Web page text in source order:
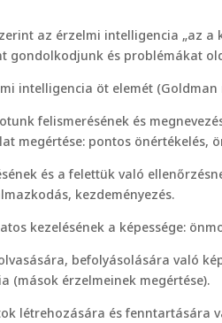
az érzelmi intelligencia „az
gondolkodjunk és problémákat
intelligencia öt elemét (Goldman
felismerésének és
megértése: pontos önértékelés,
és a felettük való
kezdeményezés.
kezelésének a képessége:
befolyásolására való
(mások érzelmeinek megértése).
létrehozására és fenntartására